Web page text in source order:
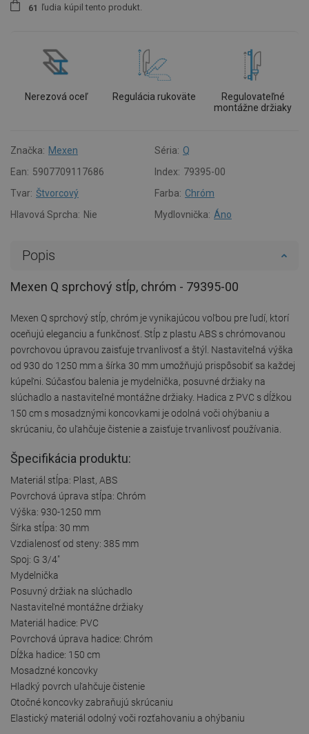
61 ľudia kúpil tento produkt.
Nerezová oceľ Regulácia rukoväte
Regulovateľné
montážne držiaky
Značka: Mexen Séria: Q
Ean: 5907709117686 Index: 79395-00
Tvar: Štvorcový Farba: Chróm
Hlavová Sprcha: Nie Mydlovnička: Áno
Popis
Mexen Q sprchový stĺp, chróm - 79395-00
Mexen Q sprchový stĺp, chróm je vynikajúcou voľbou pre ľudí, ktorí
oceňujú eleganciu a funkčnosť. Stĺp z plastu ABS s chrómovanou
povrchovou úpravou zaisťuje trvanlivosť a štýl. Nastaviteľná výška
od 930 do 1250 mm a šírka 30 mm umožňujú prispôsobiť sa každej
kúpeľni. Súčasťou balenia je mydelnička, posuvné držiaky na
slúchadlo a nastaviteľné montážne držiaky. Hadica z PVC s dĺžkou
150 cm s mosadznými koncovkami je odolná voči ohýbaniu a
skrúcaniu, čo uľahčuje čistenie a zaisťuje trvanlivosť používania.
Špecifikácia produktu:
Materiál stĺpa: Plast, ABS
Povrchová úprava stĺpa: Chróm
Výška: 930-1250 mm
Šírka stĺpa: 30 mm
Vzdialenosť od steny: 385 mm
Spoj: G 3/4"
Mydelnička
Posuvný držiak na slúchadlo
Nastaviteľné montážne držiaky
Materiál hadice: PVC
Povrchová úprava hadice: Chróm
Dĺžka hadice: 150 cm
Mosadzné koncovky
Hladký povrch uľahčuje čistenie
Otočné koncovky zabraňujú skrúcaniu
Elastický materiál odolný voči rozťahovaniu a ohýbaniu